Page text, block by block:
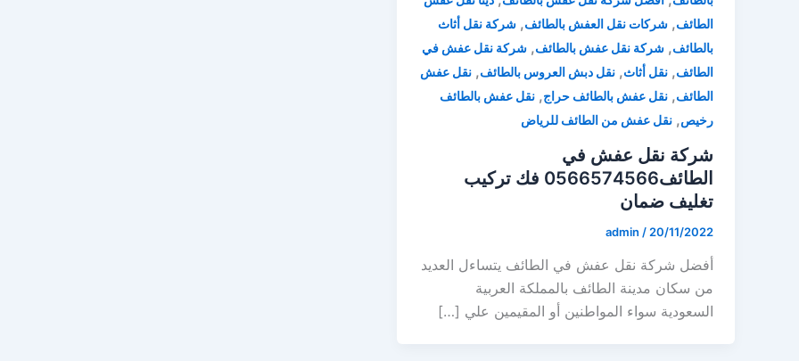
الطائف, شركات نقل العفش بالطائف, شركة نقل أثاث
بالطائف, شركة نقل عفش بالطائف, شركة نقل عفش في
الطائف, نقل أثاث, نقل دبش العروس بالطائف, نقل عفش
الطائف, نقل عفش بالطائف حراج, نقل عفش بالطائف
رخيص, نقل عفش من الطائف للرياض
شركة نقل عفش في
الطائف0566574566 فك تركيب
تغليف ضمان
admin / 20/11/2022
أفضل شركة نقل عفش في الطائف يتساءل العديد
من سكان مدينة الطائف بالمملكة العربية
السعودية سواء المواطنين أو المقيمين علي […]